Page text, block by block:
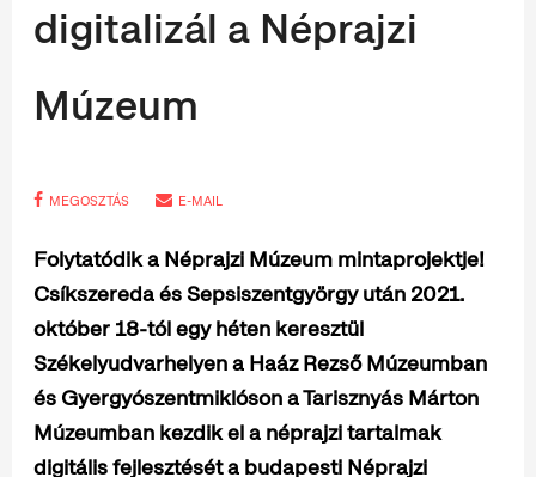
digitalizál a Néprajzi
Múzeum
MEGOSZTÁS E-MAIL
Folytatódik a Néprajzi Múzeum mintaprojektje!
Csíkszereda és Sepsiszentgyörgy után 2021.
október 18-tól egy héten keresztül
Székelyudvarhelyen a Haáz Rezső Múzeumban
és Gyergyószentmiklóson a Tarisznyás Márton
Múzeumban kezdik el a néprajzi tartalmak
digitális fejlesztését a budapesti Néprajzi